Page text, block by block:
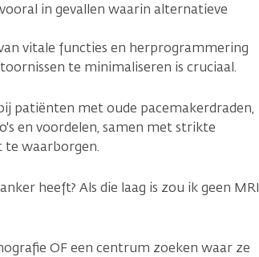
vooral in gevallen waarin alternatieve
vitale functies en herprogrammering
te minimaliseren is cruciaal.
patiënten met oude pacemakerdraden,
en voordelen, samen met strikte
te waarborgen.
heeft? Als die laag is zou ik geen MRI
OF een centrum zoeken waar ze